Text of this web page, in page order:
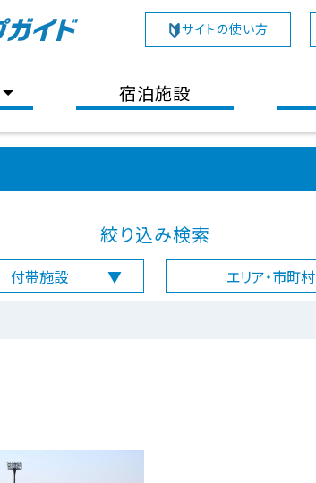
サイトの使い方
宿泊施設
絞り込み検索
付帯施設 エリア・市町村